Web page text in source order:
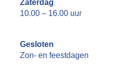
Zaterdag
10.00 – 16.00 uur
Gesloten
Zon- en feestdagen